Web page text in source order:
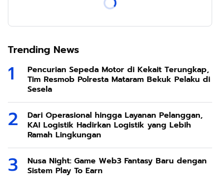
Trending News
Pencurian Sepeda Motor di Kekait Terungkap,
Tim Resmob Polresta Mataram Bekuk Pelaku di
Sesela
Dari Operasional hingga Layanan Pelanggan,
KAI Logistik Hadirkan Logistik yang Lebih
Ramah Lingkungan
Nusa Night: Game Web3 Fantasy Baru dengan
Sistem Play To Earn